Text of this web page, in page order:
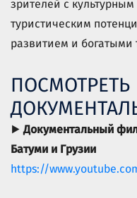
зрителей с
туристическим
развитием и богатыми
ПОСМОТРЕТЬ
▶Документальный
Батуми и Грузии
https://